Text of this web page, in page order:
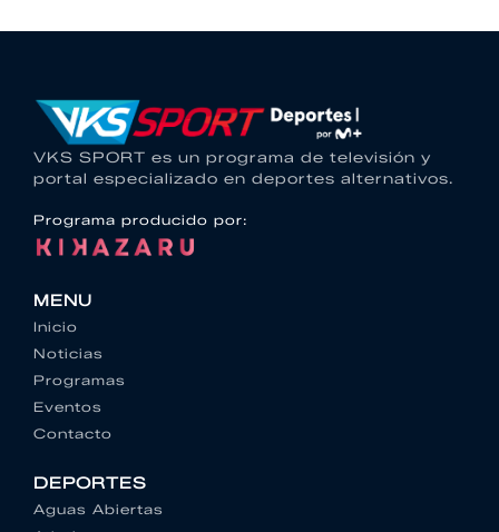
VKS SPORT es un programa de televisión y
portal especializado en deportes alternativos.
Programa producido por:
MENU
Inicio
Noticias
Programas
Eventos
Contacto
DEPORTES
Aguas Abiertas